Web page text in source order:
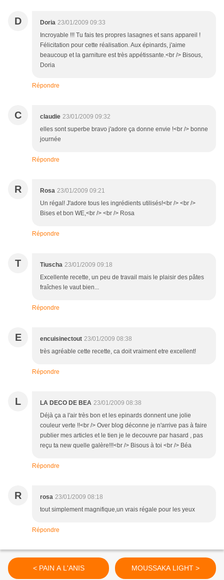
D Doria 23/01/2009 09:33
Incroyable !!! Tu fais tes propres lasagnes et sans appareil !
Félicitation pour cette réalisation. Aux épinards, j'aime
beaucoup et la garniture est très appétissante.<br /> Bisous,
Doria
Répondre
C claudie 23/01/2009 09:32
elles sont superbe bravo j'adore ça donne envie !<br /> bonne
journée
Répondre
R Rosa 23/01/2009 09:21
Un régal! J'adore tous les ingrédients utilisés!<br /> <br />
Bises et bon WE,<br /> <br /> Rosa
Répondre
T Tiuscha 23/01/2009 09:18
Excellente recette, un peu de travail mais le plaisir des pâtes
fraîches le vaut bien...
Répondre
E encuisinectout 23/01/2009 08:38
très agréable cette recette, ca doit vraiment etre excellent!
Répondre
L LA DECO DE BEA 23/01/2009 08:38
Déjà ça a l'air très bon et les epinards donnent une jolie
couleur verte !!<br /> Over blog déconne je n'arrive pas à faire
publier mes articles et le tien je le decouvre par hasard , pas
reçu ta new quelle galère!!!<br /> Bisous à toi <br /> Béa
Répondre
R rosa 23/01/2009 08:18
tout simplement magnifique,un vrais régale pour les yeux
Répondre
< PAIN A L'ANIS MOUSSAKA LIGHT >